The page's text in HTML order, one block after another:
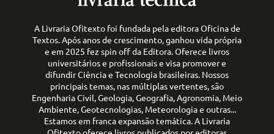
A Livraria Ofitexto foi fundada pela editora Oficina de
Textos. Após anos de crescimento, ganhou vida própria
e em 2025 fez spin off da Editora. Oferece livros
universitários e profissionais e visa promover e
difundir Ciência e Tecnologia brasileiras. Nossos
principais temas, nas múltiplas vertentes, são
Engenharia Civil, Geologia, Geografia, Agronomia, Meio
Ambiente, Geotecnologias, Meteorologia e outras...
Estamos em franca expansão temática. A Livraria